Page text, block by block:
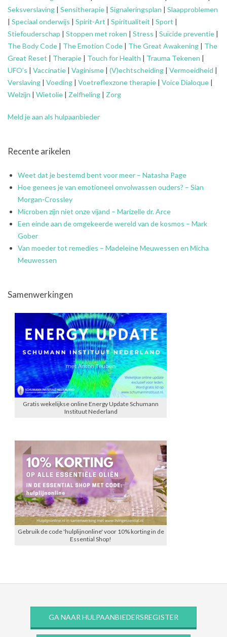
Seksverslaving | Sensitherapie | Signaleringsplan | Slaapproblemen
| Speciaal onderwijs | Spirit-Art | Spiritualiteit | Sport |
Stiefouderschap | Stoppen met roken | Stress | Suïcide preventie |
The Body Code | The Emotion Code | The Great Awakening | The
Great Reset | Therapie | Touch for Health | Trauma Tekenen |
UFO’s | Vaccinatie | Vaginisme | (V)echtscheiding | Vermoeidheid |
Verslaving | Voeding | Voetreflexzone therapie | Voice Dialoque |
Welzijn | Wietolie | Zelfheling | Zorg
Meld je aan als hulpaanbieder
Recente arikelen
Weet dat je bestemd bent voor meer – Natasha Page
Hoe genees je van emotioneel onvolwassen ouders? – Sian
Morgan-Crossley
Microben zijn niet onze vijand – Marizelle dr. Arce
Een einde aan de omgekeerde wereld van de kosmos – Mark
Gober
Van moeder tot remedies – Madeleine Meuwessen en Micha
Meuwessen
Samenwerkingen
Gratis wekelijkse online Energy Update Schumann
Instituut Nederland
Gebruik de code 'hulplijnonline' voor 10% korting in de
Essential Shop!
GA NAAR HULPAANBIEDERSREGISTER